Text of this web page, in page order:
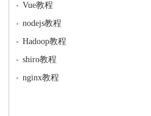
Vue教程
nodejs教程
Hadoop教程
shiro教程
nginx教程